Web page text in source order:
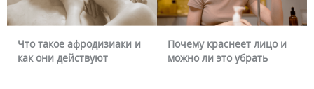
Что такое афродизиаки и
как они действуют
Почему краснеет лицо и
можно ли это убрать